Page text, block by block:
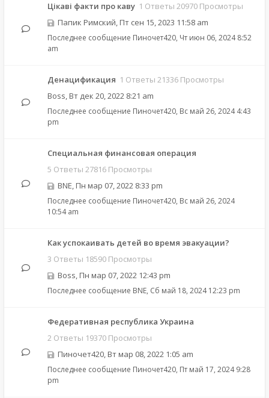
Цікаві факти про каву 1 Ответы 20970 Просмотры
Папик Римский, Пт сен 15, 2023 11:58 am
Последнее сообщение Пиночет420, Чт июн 06, 2024 8:52
am
Денацификация 1 Ответы 21336 Просмотры
Boss, Вт дек 20, 2022 8:21 am
Последнее сообщение Пиночет420, Вс май 26, 2024 4:43
pm
Специальная финансовая операция
5 Ответы 27816 Просмотры
BNE, Пн мар 07, 2022 8:33 pm
Последнее сообщение Пиночет420, Вс май 26, 2024
10:54 am
Как успокаивать детей во время эвакуации?
3 Ответы 18590 Просмотры
Boss, Пн мар 07, 2022 12:43 pm
Последнее сообщение BNE, Сб май 18, 2024 12:23 pm
Федеративная республика Украина
2 Ответы 19370 Просмотры
Пиночет420, Вт мар 08, 2022 1:05 am
Последнее сообщение Пиночет420, Пт май 17, 2024 9:28
pm